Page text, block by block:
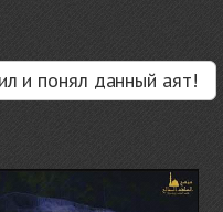
и понял данный аят!